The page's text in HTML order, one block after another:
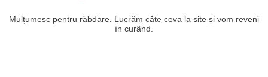
Mulțumesc pentru răbdare. Lucrăm câte ceva la site și vom reveni
în curând.